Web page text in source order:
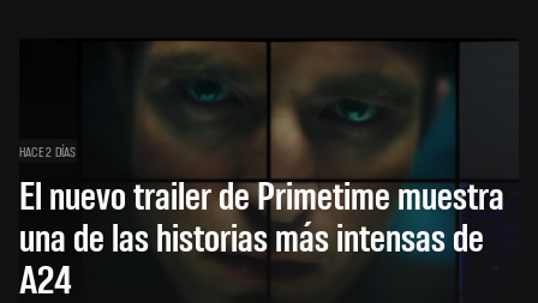
HACE 2 DÍAS
El nuevo trailer de Primetime muestra
una de las historias más intensas de
A24